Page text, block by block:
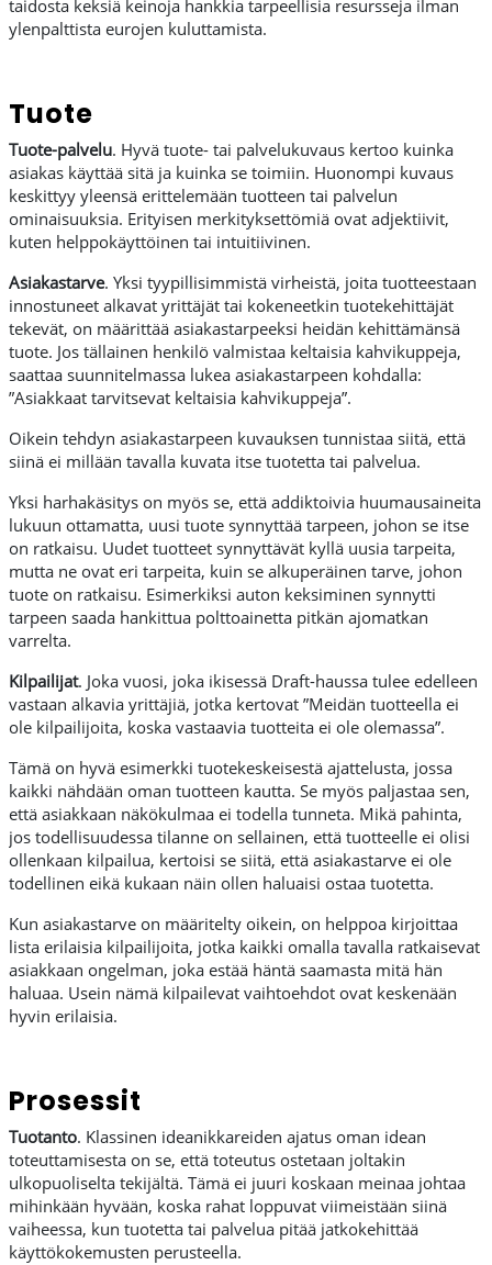
taidosta keksiä keinoja hankkia tarpeellisia resursseja ilman
ylenpalttista eurojen kuluttamista.
Tuote
Tuote-palvelu. Hyvä tuote- tai palvelukuvaus kertoo kuinka
asiakas käyttää sitä ja kuinka se toimiin. Huonompi kuvaus
keskittyy yleensä erittelemään tuotteen tai palvelun
ominaisuuksia. Erityisen merkityksettömiä ovat adjektiivit,
kuten helppokäyttöinen tai intuitiivinen.
Asiakastarve. Yksi tyypillisimmistä virheistä, joita tuotteestaan
innostuneet alkavat yrittäjät tai kokeneetkin tuotekehittäjät
tekevät, on määrittää asiakastarpeeksi heidän kehittämänsä
tuote. Jos tällainen henkilö valmistaa keltaisia kahvikuppeja,
saattaa suunnitelmassa lukea asiakastarpeen kohdalla:
”Asiakkaat tarvitsevat keltaisia kahvikuppeja”.
Oikein tehdyn asiakastarpeen kuvauksen tunnistaa siitä, että
siinä ei millään tavalla kuvata itse tuotetta tai palvelua.
Yksi harhakäsitys on myös se, että addiktoivia huumausaineita
lukuun ottamatta, uusi tuote synnyttää tarpeen, johon se itse
on ratkaisu. Uudet tuotteet synnyttävät kyllä uusia tarpeita,
mutta ne ovat eri tarpeita, kuin se alkuperäinen tarve, johon
tuote on ratkaisu. Esimerkiksi auton keksiminen synnytti
tarpeen saada hankittua polttoainetta pitkän ajomatkan
varrelta.
Kilpailijat. Joka vuosi, joka ikisessä Draft-haussa tulee edelleen
vastaan alkavia yrittäjiä, jotka kertovat ”Meidän tuotteella ei
ole kilpailijoita, koska vastaavia tuotteita ei ole olemassa”.
Tämä on hyvä esimerkki tuotekeskeisestä ajattelusta, jossa
kaikki nähdään oman tuotteen kautta. Se myös paljastaa sen,
että asiakkaan näkökulmaa ei todella tunneta. Mikä pahinta,
jos todellisuudessa tilanne on sellainen, että tuotteelle ei olisi
ollenkaan kilpailua, kertoisi se siitä, että asiakastarve ei ole
todellinen eikä kukaan näin ollen haluaisi ostaa tuotetta.
Kun asiakastarve on määritelty oikein, on helppoa kirjoittaa
lista erilaisia kilpailijoita, jotka kaikki omalla tavalla ratkaisevat
asiakkaan ongelman, joka estää häntä saamasta mitä hän
haluaa. Usein nämä kilpailevat vaihtoehdot ovat keskenään
hyvin erilaisia.
Prosessit
Tuotanto. Klassinen ideanikkareiden ajatus oman idean
toteuttamisesta on se, että toteutus ostetaan joltakin
ulkopuoliselta tekijältä. Tämä ei juuri koskaan meinaa johtaa
mihinkään hyvään, koska rahat loppuvat viimeistään siinä
vaiheessa, kun tuotetta tai palvelua pitää jatkokehittää
käyttökokemusten perusteella.